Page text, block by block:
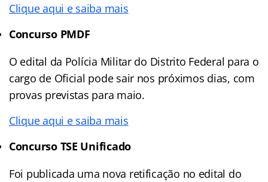
Clique aqui e saiba mais
Concurso PMDF
O edital da Polícia Militar do Distrito Federal para o
cargo de Oficial pode sair nos próximos dias, com
provas previstas para maio.
Clique aqui e saiba mais
Concurso TSE Unificado
Foi publicada uma nova retificação no edital do